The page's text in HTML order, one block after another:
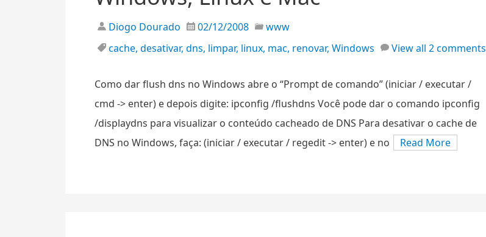
Diogo Dourado 02/12/2008
www
cache, desativar, dns, limpar, linux, mac, renovar, Windows View all 2 comments
Como dar flush dns no Windows abre o “Prompt de comando” (iniciar / executar /
cmd -> enter) e depois digite: ipconfig /flushdns Você pode dar o comando ipconfig
/displaydns para visualizar o conteúdo cacheado de DNS Para desativar o cache de
DNS no Windows, faça: (iniciar / executar / regedit -> enter) e no
Read More